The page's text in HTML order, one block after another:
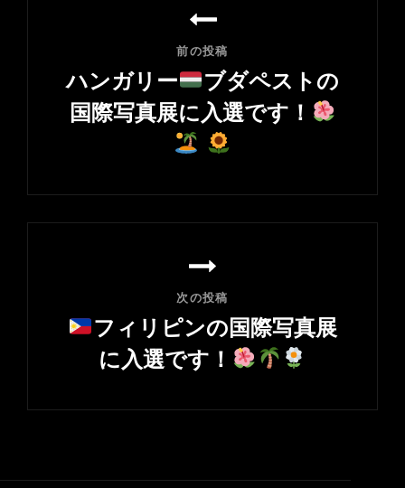
ョ
ン
前の投稿
ハンガリー
ブダペストの
国際写真展に入選です！
の
投
次の投稿
フィリピンの国際写真展
に入選です！
の